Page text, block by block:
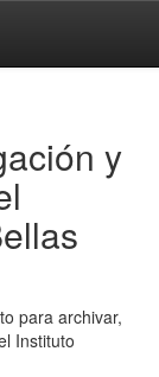
y
para archivar,
Instituto